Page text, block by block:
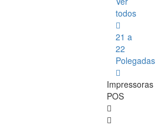
todos
21 a
22
Polegadas
Impressoras
POS